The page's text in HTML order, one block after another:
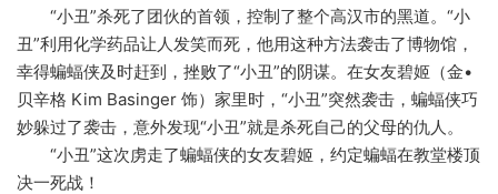
“小丑”杀死了团伙的首领，控制了整个高汉市的黑道。“小
丑”利用化学药品让人发笑而死，他用这种方法袭击了博物馆，
幸得蝙蝠侠及时赶到，挫败了“小丑”的阴谋。在女友碧姬（金•
贝辛格 Kim Basinger 饰）家里时，“小丑”突然袭击，蝙蝠侠巧
妙躲过了袭击，意外发现“小丑”就是杀死自己的父母的仇人。
“小丑”这次虏走了蝙蝠侠的女友碧姬，约定蝙蝠在教堂楼顶
决一死战！